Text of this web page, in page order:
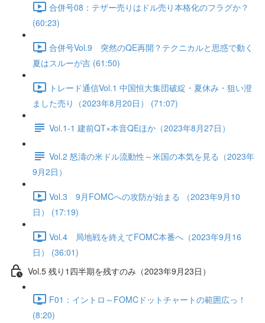
合併号08：テザー売りはドル売り本格化のフラグか？
(60:23)
合併号Vol.9 突然のQE再開？テクニカルと思惑で動く
夏はスルーが吉 (61:50)
トレード通信Vol.1 中国恒⼤集団破綻・夏休み・狙い澄
ました売り（2023年8月20日） (71:07)
Vol.1-1 建前QT×本音QEほか（2023年8月27日）
Vol.2 怒濤の米ドル流動性～米国の本気を見る（2023年
9月2日）
Vol.3 9月FOMCへの攻防が始まる （2023年9月10
日） (17:19)
Vol.4 局地戦を終えてFOMC本番へ（2023年9月16
日） (36:01)
Vol.5 残り1四半期を残すのみ（2023年9月23日）
F01：イントロ～FOMCドットチャートの範囲広っ！
(8:20)